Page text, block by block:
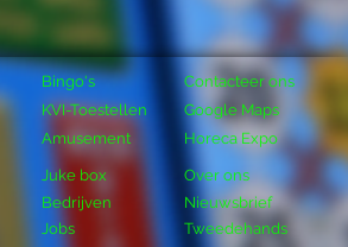
Bingo's
Contacteer ons
KVI-Toestellen
Google Maps
Amusement
Horeca Expo
Juke box
Over ons
Bedrijven
Nieuwsbrief
Jobs
Tweedehands